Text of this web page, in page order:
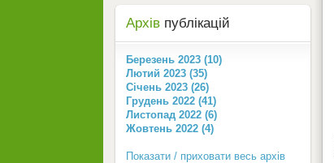
Архів публікацій
Березень 2023 (10)
Лютий 2023 (35)
Січень 2023 (26)
Грудень 2022 (41)
Листопад 2022 (6)
Жовтень 2022 (4)
Показати / приховати весь архів